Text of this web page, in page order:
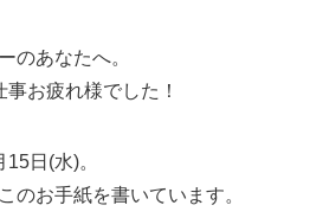
のあなたへ。
事お疲れ様でした！
日(水)。
のお手紙を書いています。